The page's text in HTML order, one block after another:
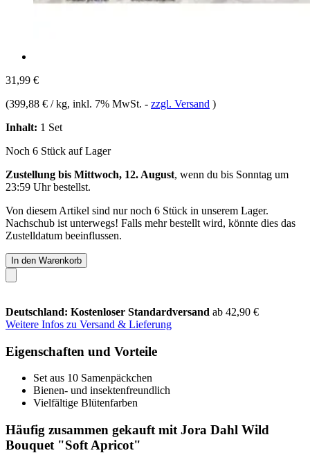
31,99 €
(399,88 € / kg, inkl. 7% MwSt. - zzgl. Versand )
Inhalt: 1 Set
Noch 6 Stück auf Lager
Zustellung bis Mittwoch, 12. August, wenn du bis Sonntag um
23:59 Uhrbestellst.
Von diesem Artikel sind nur noch 6 Stück in unserem Lager.
Nachschub ist unterwegs! Falls mehr bestellt wird, könnte dies das
Zustelldatum beeinflussen.
In den Warenkorb
Deutschland: Kostenloser Standardversand ab 42,90 €
Weitere Infos zu Versand & Lieferung
Eigenschaften und Vorteile
Set aus 10 Samenpäckchen
Bienen- und insektenfreundlich
Vielfältige Blütenfarben
Häufig zusammen gekauft mit Jora Dahl Wild
Bouquet "Soft Apricot"